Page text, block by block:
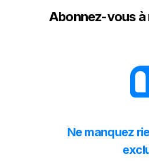
Abonnez-vous
Ne manquez